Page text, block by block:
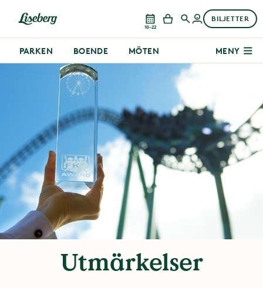
10–22
BILJETTER
PARKEN BOENDE MÖTEN MENY
Utmärkelser